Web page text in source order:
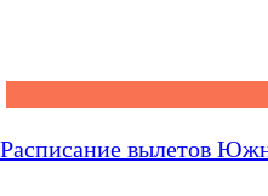
Расписание вылетов